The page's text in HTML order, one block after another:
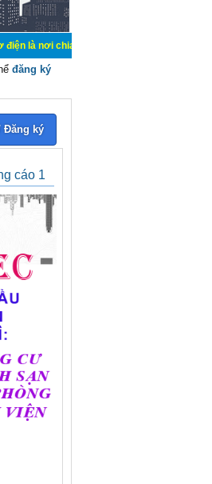
sẽ kiến thức kinh nghiệm trong lãnh
đăng ký
Đăng ký
cáo 1